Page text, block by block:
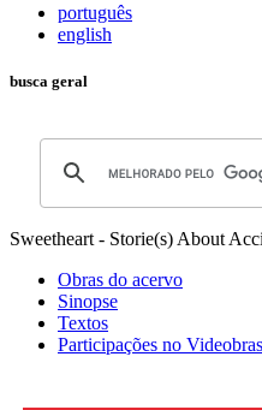
português
english
busca geral
Sweetheart - Storie(s) About
Obras do acervo
Sinopse
Textos
Participações no